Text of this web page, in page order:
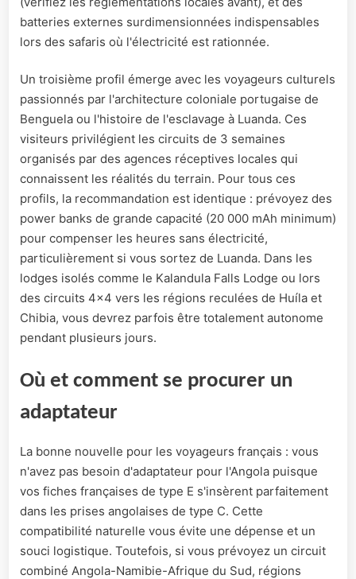
batteries externes surdimensionnées indispensables
lors des safaris où l'électricité est rationnée.
Un troisième profil émerge avec les voyageurs culturels
passionnés par l'architecture coloniale portugaise de
Benguela ou l'histoire de l'esclavage à Luanda. Ces
visiteurs privilégient les circuits de 3 semaines
organisés par des agences réceptives locales qui
connaissent les réalités du terrain. Pour tous ces
profils, la recommandation est identique : prévoyez des
power banks de grande capacité (20 000 mAh minimum)
pour compenser les heures sans électricité,
particulièrement si vous sortez de Luanda. Dans les
lodges isolés comme le Kalandula Falls Lodge ou lors
des circuits 4x4 vers les régions reculées de Huíla et
Chibia, vous devrez parfois être totalement autonome
pendant plusieurs jours.
Où et comment se procurer un
adaptateur
La bonne nouvelle pour les voyageurs français : vous
n'avez pas besoin d'adaptateur pour l'Angola puisque
vos fiches françaises de type E s'insèrent parfaitement
dans les prises angolaises de type C. Cette
compatibilité naturelle vous évite une dépense et un
souci logistique. Toutefois, si vous prévoyez un circuit
combiné Angola-Namibie-Afrique du Sud, régions